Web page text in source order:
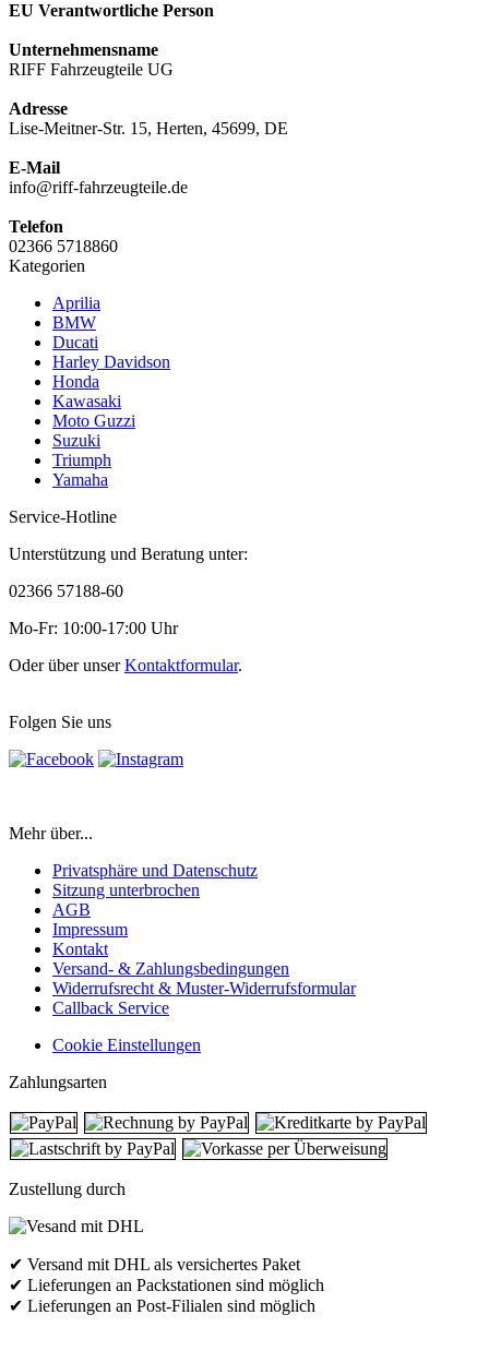
EU Verantwortliche Person
Unternehmensname
RIFF Fahrzeugteile UG
Adresse
Lise-Meitner-Str. 15, Herten, 45699, DE
E-Mail
info@riff-fahrzeugteile.de
Telefon
02366 5718860
Kategorien
Aprilia
BMW
Ducati
Harley Davidson
Honda
Kawasaki
Moto Guzzi
Suzuki
Triumph
Yamaha
Service-Hotline
Unterstützung und Beratung unter:
02366 57188-60
Mo-Fr: 10:00-17:00 Uhr
Oder über unserKontaktformular.
Folgen Sie uns
Mehr über...
Privatsphäre und Datenschutz
Sitzung unterbrochen
AGB
Impressum
Kontakt
Versand- & Zahlungsbedingungen
Widerrufsrecht & Muster-Widerrufsformular
Callback Service
Cookie Einstellungen
Zahlungsarten
Zustellung durch
✔ Versand mit DHL als versichertes Paket
✔ Lieferungen an Packstationen sind möglich
✔ Lieferungen an Post-Filialen sind möglich